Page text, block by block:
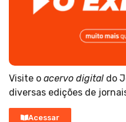
Visite o acervo digital do
diversas edições de
Acessar